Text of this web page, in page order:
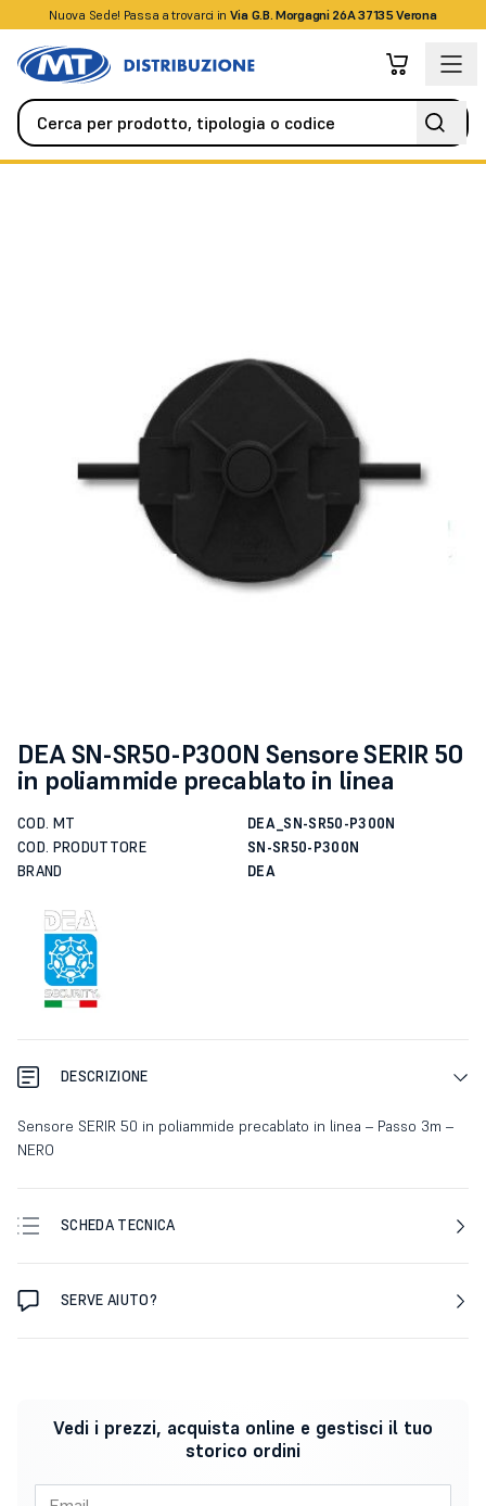
Nuova Sede! Passa a trovarci in Via G.B. Morgagni 26A 37135 Verona
+39045509826
DEA SN-SR50-P300N Sensore SERIR 50
in poliammide precablato in linea
COD. MT
DEA_SN-SR50-P300N
COD. PRODUTTORE
SN-SR50-P300N
BRAND
DEA
DESCRIZIONE
Sensore SERIR 50 in poliammide precablato in linea – Passo 3m –
NERO
SCHEDA TECNICA
SERVE AIUTO?
Vedi i prezzi, acquista online e gestisci il tuo
storico ordini